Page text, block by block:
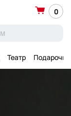
0
Театр